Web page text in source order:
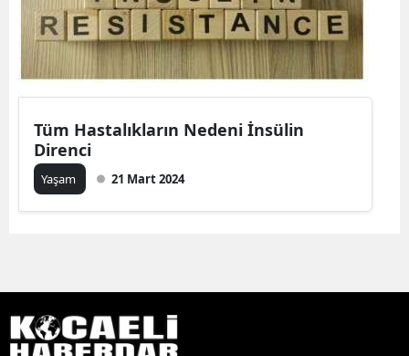
Tüm Hastalıkların Nedeni İnsülin
Direnci
Yaşam 21 Mart 2024